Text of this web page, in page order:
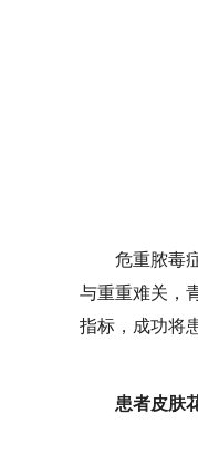
危重脓毒
与重重难关，
指标，成功将
患者皮肤